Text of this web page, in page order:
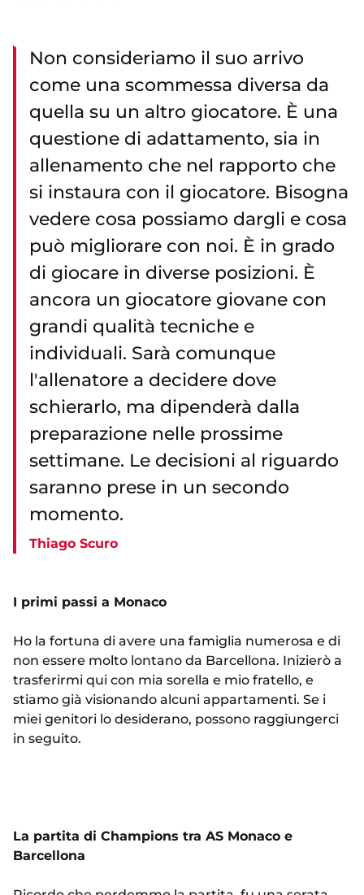
Non consideriamo il suo arrivo
come una scommessa diversa da
quella su un altro giocatore. È una
questione di adattamento, sia in
allenamento che nel rapporto che
si instaura con il giocatore. Bisogna
vedere cosa possiamo dargli e cosa
può migliorare con noi. È in grado
di giocare in diverse posizioni. È
ancora un giocatore giovane con
grandi qualità tecniche e
individuali. Sarà comunque
l'allenatore a decidere dove
schierarlo, ma dipenderà dalla
preparazione nelle prossime
settimane. Le decisioni al riguardo
saranno prese in un secondo
momento.
Thiago Scuro
I primi passi a Monaco
Ho la fortuna di avere una famiglia numerosa e di
non essere molto lontano da Barcellona. Inizierò a
trasferirmi qui con mia sorella e mio fratello, e
stiamo già visionando alcuni appartamenti. Se i
miei genitori lo desiderano, possono raggiungerci
in seguito.
La partita di Champions tra AS Monaco e
Barcellona